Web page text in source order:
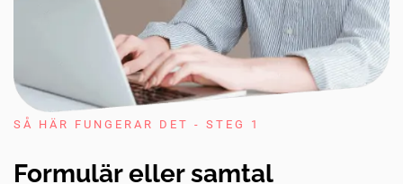
SÅ HÄR FUNGERAR DET - STEG 1
Formulär eller samtal